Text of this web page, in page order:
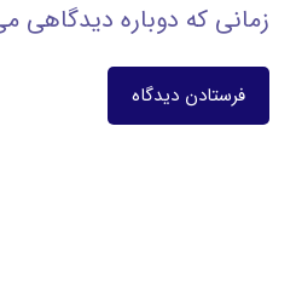
زمانی که دوباره دیدگاهی
فرستادن دیدگاه